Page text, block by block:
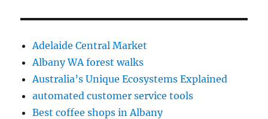
Adelaide Central Market
Albany WA forest walks
Australia’s Unique Ecosystems Explained
automated customer service tools
Best coffee shops in Albany